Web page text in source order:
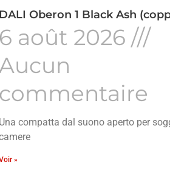
DALI Oberon 1 Black Ash
6 août 2026
Aucun
commentaire
Una compatta dal suono aperto per
»